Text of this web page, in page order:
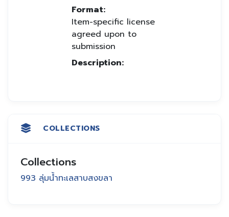
Format:
Item-specific license
agreed upon to
submission
Description:
COLLECTIONS
Collections
993 ลุ่มน้ำทะเลสาบสงขลา